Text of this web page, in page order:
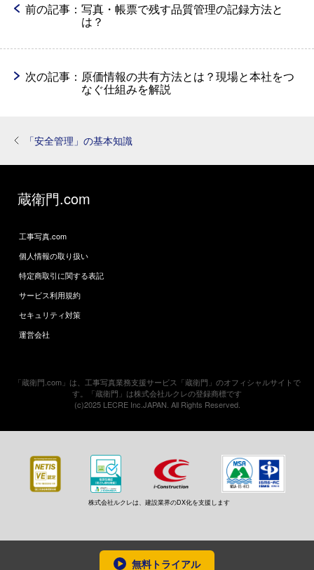
前の記事： 写真・帳票で残す品質管理の記録方法と
は？
次の記事： 原価情報の共有方法とは？現場と本社をつ
なぐ仕組みを解説
「安全管理」の基本知識
蔵衛門.com
工事写真.com
個人情報の取り扱い
特定商取引に関する表記
サービス利用規約
セキュリティ対策
運営会社
「蔵衛門.com」は、工事写真業務支援サービス「蔵衛門」のオフィシャルサイトで
す。「蔵衛門」は株式会社ルクレの登録商標です
(c)2025 LECRE Inc.JAPAN. All Rights Reserved.
株式会社ルクレは、建設業界のDX化を支援します
無料トライアル